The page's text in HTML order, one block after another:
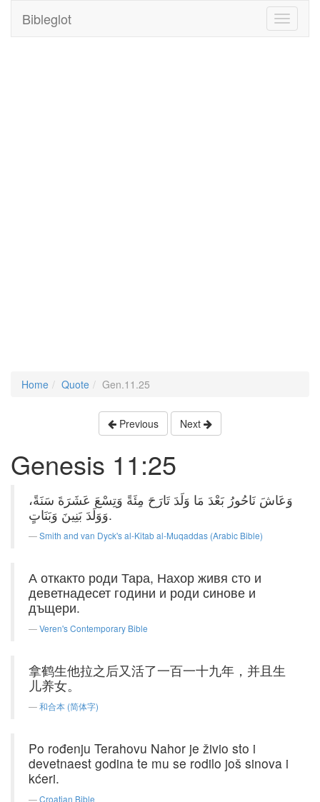
Toggle
Bibleglot
Home Quote Gen.11.25
Previous Next
Genesis 11:25
وَعَاشَ نَاحُورُ بَعْدَ مَا وَلَدَ تَارَحَ مِئَةً وَتِسْعَ عَشَرَةَ سَنَةً،
وَوَلَدَ بَنِينَ وَبَنَاتٍ.
Smith and van Dyck's al-Kitab al-Muqaddas (Arabic Bible)
А откакто роди Тара, Нахор живя сто и
деветнадесет години и роди синове и
дъщери.
Veren's Contemporary Bible
拿鹤生他拉之后又活了一百一十九年，并且生
儿养女。
和合本 (简体字)
Po rođenju Terahovu Nahor je živio sto i
devetnaest godina te mu se rodilo još sinova i
kćeri.
Croatian Bible